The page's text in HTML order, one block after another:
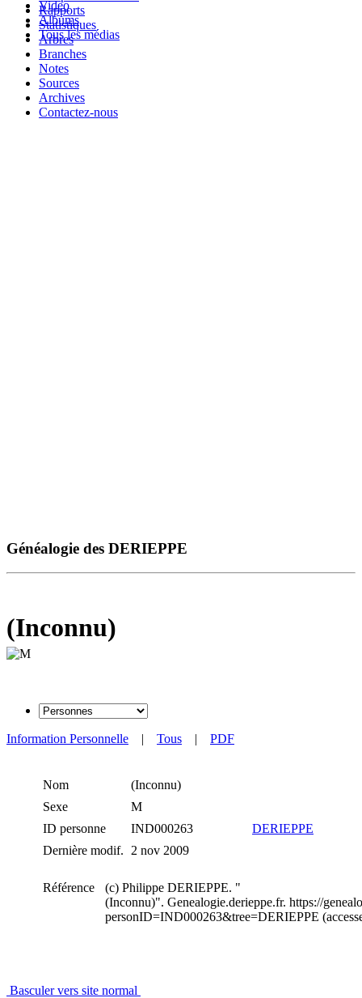
Video
Albums
Tous les médias
Rapports
Statistiques
Arbres
Branches
Notes
Sources
Archives
Contactez-nous
Généalogie des DERIEPPE
(Inconnu)
Information Personnelle | Tous | PDF
Nom
(Inconnu)
Sexe
M
ID personne
IND000263
DERIEPPE
Dernière modif.
2 nov 2009
Référence
(c) Philippe DERIEPPE. "
(Inconnu)". Genealogie.derieppe.fr. https://
personID=IND000263&tree=DERIEPPE
Basculer vers site normal